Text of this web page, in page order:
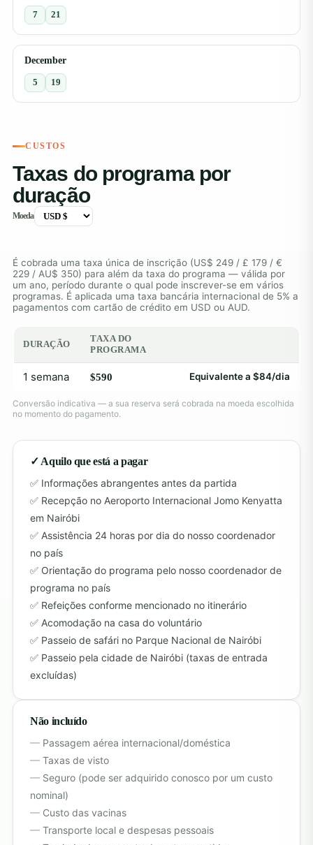
7 21
December
5 19
CUSTOS
Taxas do programa por
duração
Moeda
É cobrada uma taxa única de inscrição (US$ 249 / £ 179 / €
229 / AU$ 350) para além da taxa do programa — válida por
um ano, período durante o qual pode inscrever-se em vários
programas. É aplicada uma taxa bancária internacional de 5% a
pagamentos com cartão de crédito em USD ou AUD.
DURAÇÃO
TAXA DO
PROGRAMA
1 semana $590 Equivalente a $84/dia
Conversão indicativa — a sua reserva será cobrada na moeda escolhida
no momento do pagamento.
✓ Aquilo que está a pagar
Informações abrangentes antes da partida
Recepção no Aeroporto Internacional Jomo Kenyatta
em Nairóbi
Assistência 24 horas por dia do nosso coordenador
no país
Orientação do programa pelo nosso coordenador de
programa no país
Refeições conforme mencionado no itinerário
Acomodação na casa do voluntário
Passeio de safári no Parque Nacional de Nairóbi
Passeio pela cidade de Nairóbi (taxas de entrada
excluídas)
Não incluído
Passagem aérea internacional/doméstica
Taxas de visto
Seguro (pode ser adquirido conosco por um custo
nominal)
Custo das vacinas
Transporte local e despesas pessoais